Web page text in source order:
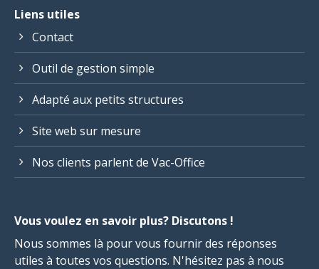
ridiculus mus. Donec quam felis, ultricies nec.
Liens utiles
Contact
Outil de gestion simple
Adapté aux petits structures
Site web sur mesure
Nos clients parlent de Vac-Office
Vous voulez en savoir plus? Discutons !
Nous sommes là pour vous fournir des réponses
utiles à toutes vos questions. N'hésitez pas à nous